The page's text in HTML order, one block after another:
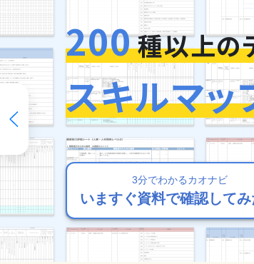
3分でわかるカオナビ
いますぐ資料で確認して
3分でわかるカオナビ
いますぐ資料で確認して
200種以上の
スキルマッ
3分でわかるカオナビ
いますぐ資料で確認して
3分でわかるカオナビ
いますぐ資料で確認して
3分でわかるカオナビ
いますぐ資料で確認して